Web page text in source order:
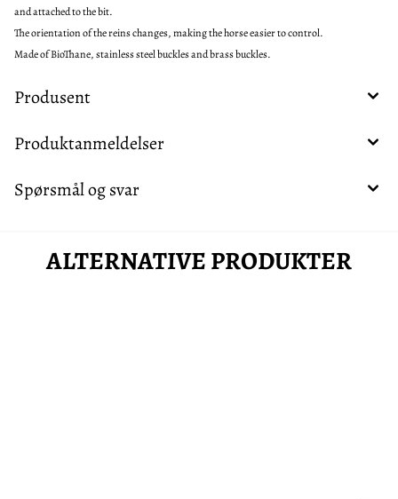
and attached to the bit.
The orientation of the reins changes, making the horse easier to control.
Made of BioThane, stainless steel buckles and brass buckles.
Produsent
Produktanmeldelser
Spørsmål og svar
ALTERNATIVE PRODUKTER